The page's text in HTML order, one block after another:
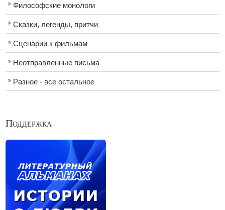
Философские монологи
Сказки, легенды, притчи
Сценарии к фильмам
Неотправленные письма
Разное - все остальное
Поддержка